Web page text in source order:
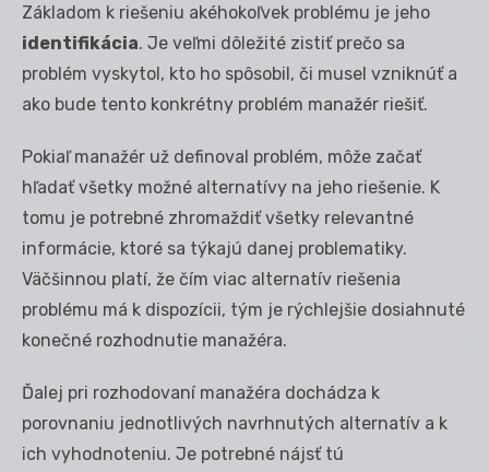
Základom k riešeniu akéhokoľvek problému je jeho
identifikácia. Je veľmi dôležité zistiť prečo sa
problém vyskytol, kto ho spôsobil, či musel vzniknúť a
ako bude tento konkrétny problém manažér riešiť.
Pokiaľ manažér už definoval problém, môže začať
hľadať všetky možné alternatívy na jeho riešenie. K
tomu je potrebné zhromaždiť všetky relevantné
informácie, ktoré sa týkajú danej problematiky.
Väčšinnou platí, že čím viac alternatív riešenia
problému má k dispozícii, tým je rýchlejšie dosiahnuté
konečné rozhodnutie manažéra.
Ďalej pri rozhodovaní manažéra dochádza k
porovnaniu jednotlivých navrhnutých alternatív a k
ich vyhodnoteniu. Je potrebné nájsť tú